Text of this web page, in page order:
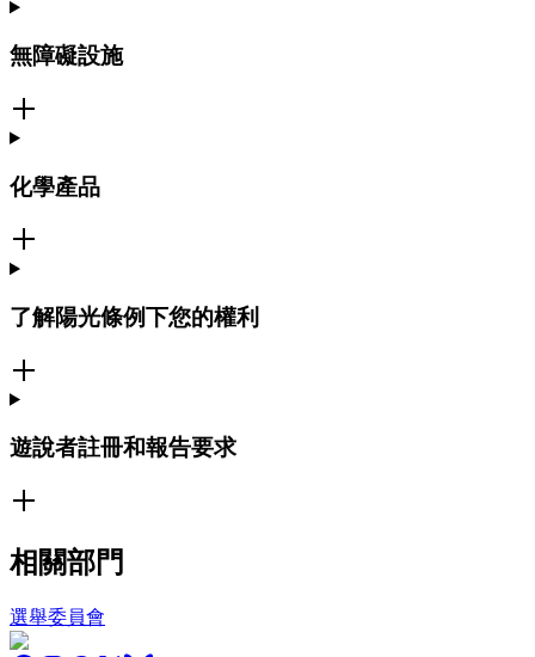
無障礙設施
化學產品
了解陽光條例下您的權利
遊說者註冊和報告要求
相關部門
選舉委員會